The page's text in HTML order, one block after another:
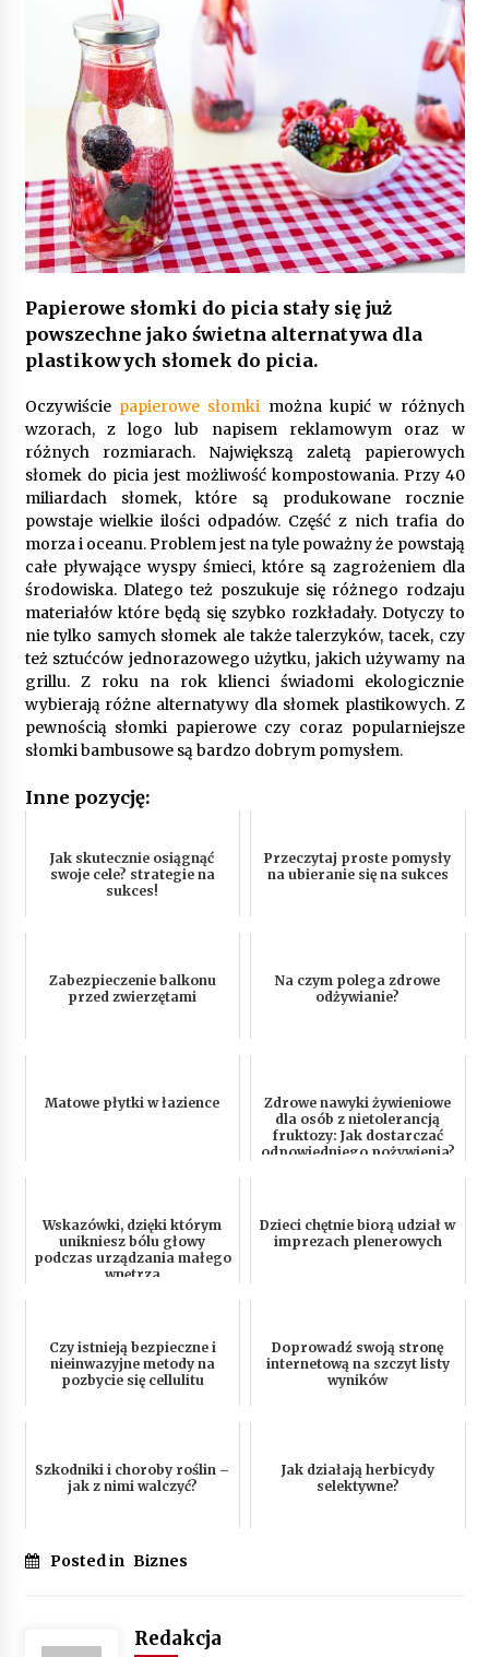
Jak wybrać idealny stół do jadalni? poradnik
zakupowy
10 miesięcy ago
Nowoczesne rozwiązania opakowaniowe
dopasowane do potrzeb różnych branż
12 miesięcy ago
Gruntowa czy powietrzna pompa ciepła – co
wybrać do ogrzewania domu?
Papierowe słomki do picia stały się już
powszechne jako świetna alternatywa dla
plastikowych słomek do picia.
Oczywiście papierowe słomki można kupić w różnych
wzorach, z logo lub napisem reklamowym oraz w
różnych rozmiarach. Największą zaletą papierowych
słomek do picia jest możliwość kompostowania. Przy 40
miliardach słomek, które są produkowane rocznie
powstaje wielkie ilości odpadów. Część z nich trafia do
morza i oceanu. Problem jest na tyle poważny że powstają
całe pływające wyspy śmieci, które są zagrożeniem dla
środowiska. Dlatego też poszukuje się różnego rodzaju
materiałów które będą się szybko rozkładały. Dotyczy to
nie tylko samych słomek ale także talerzyków, tacek, czy
też sztućców jednorazowego użytku, jakich używamy na
grillu. Z roku na rok klienci świadomi ekologicznie
wybierają różne alternatywy dla słomek plastikowych. Z
pewnością słomki papierowe czy coraz popularniejsze
słomki bambusowe są bardzo dobrym pomysłem.
Inne pozycję:
Jak skutecznie osiągnąć
swoje cele? strategie na
sukces!
Przeczytaj proste pomysły
na ubieranie się na sukces
Zabezpieczenie balkonu
przed zwierzętami
Na czym polega zdrowe
odżywianie?
Matowe płytki w łazience
Zdrowe nawyki żywieniowe
dla osób z nietolerancją
fruktozy: Jak dostarczać
odpowiedniego pożywienia?
Wskazówki, dzięki którym
unikniesz bólu głowy
podczas urządzania małego
wnętrza
Dzieci chętnie biorą udział w
imprezach plenerowych
Czy istnieją bezpieczne i
nieinwazyjne metody na
pozbycie się cellulitu
Doprowadź swoją stronę
internetową na szczyt listy
wyników
Szkodniki i choroby roślin –
jak z nimi walczyć?
Jak działają herbicydy
selektywne?
Posted in Biznes
Redakcja